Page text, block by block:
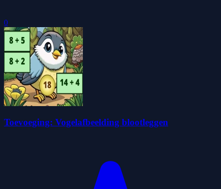
0
Toevoeging: Vogelafbeelding blootleggen